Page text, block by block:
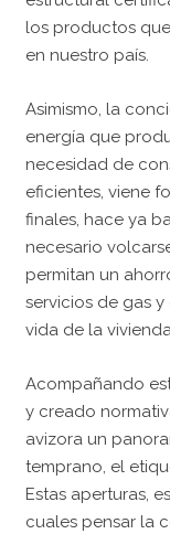
los productos
en nuestro país.
Asimismo, la
energía que
necesidad de
eficientes, viene
finales, hace ya
necesario
permitan un
servicios de gas
vida de la
Acompañando
y creado
avizora un
temprano, el
Estas aperturas,
cuales pensar la